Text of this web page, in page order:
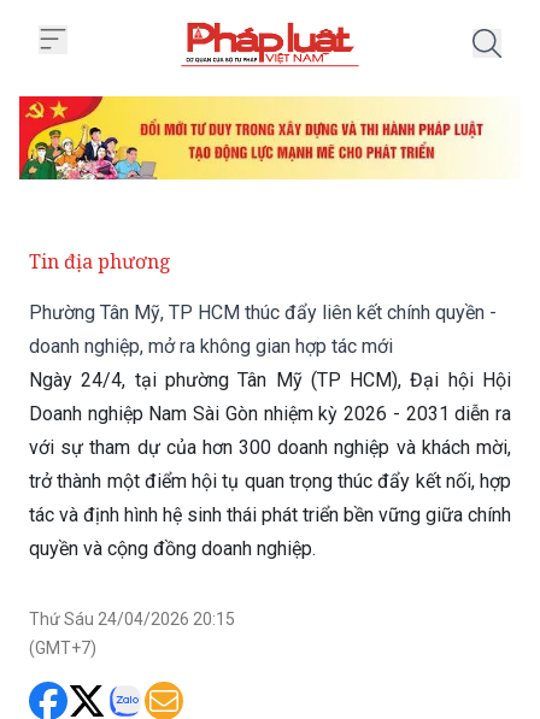
Tin địa phương
Phường Tân Mỹ, TP HCM thúc đẩy liên kết chính quyền -
doanh nghiệp, mở ra không gian hợp tác mới
Ngày 24/4, tại phường Tân Mỹ (TP HCM), Đại hội Hội
Doanh nghiệp Nam Sài Gòn nhiệm kỳ 2026 - 2031 diễn ra
với sự tham dự của hơn 300 doanh nghiệp và khách mời,
trở thành một điểm hội tụ quan trọng thúc đẩy kết nối, hợp
tác và định hình hệ sinh thái phát triển bền vững giữa chính
quyền và cộng đồng doanh nghiệp.
Thứ Sáu 24/04/2026 20:15
(GMT+7)